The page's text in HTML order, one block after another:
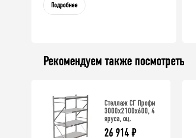
Подробнее
Рекомендуем также посмотреть
Стеллаж СГ Профи
3000х2100х600, 4
яруса, оц.
26 914 ₽